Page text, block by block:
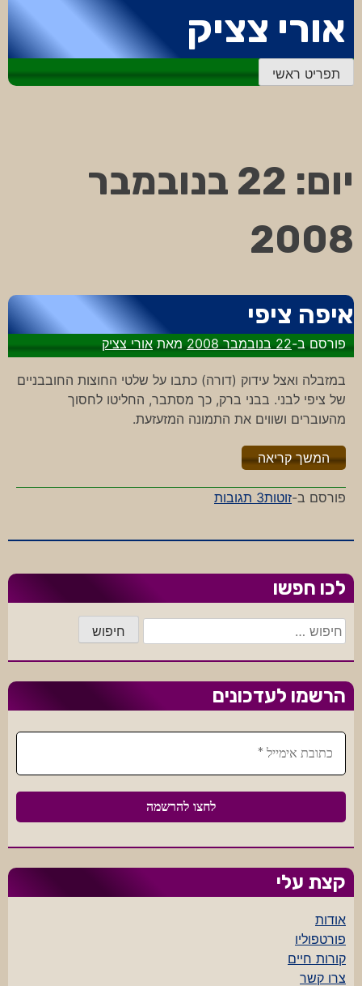
לתוכן
אורי צציק
תפריט ראשי
יום:
22 בנובמבר
2008
איפה ציפי
פורסם ב-22 בנובמבר 2008 מאתאורי צציק
במזבלה ואצל עידוק (דורה) כתבו על שלטי החוצות החובבניים
של ציפי לבני. בבני ברק, כך מסתבר, החליטו לחסוך
מהעוברים ושווים את התמונה המזעזעת.
המשך קריאה"%s"
פורסם ב-זוטות3 תגובות
על
ציפי
לכו חפשו
חיפוש:
הרשמו לעדכונים
קצת עלי
אודות
פורטפוליו
קורות חיים
צרו קשר